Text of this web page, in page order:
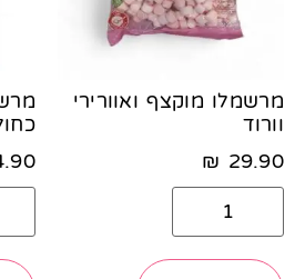
מרשמלו מוקצף ואוורירי
וורוד
29.90
₪